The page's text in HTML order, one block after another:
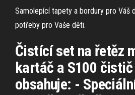
Samolepící tapety a bordury pro Váš
potřeby pro Vaše děti.
Čistící set na řetěz
kartáč a S100
obsahuje: -